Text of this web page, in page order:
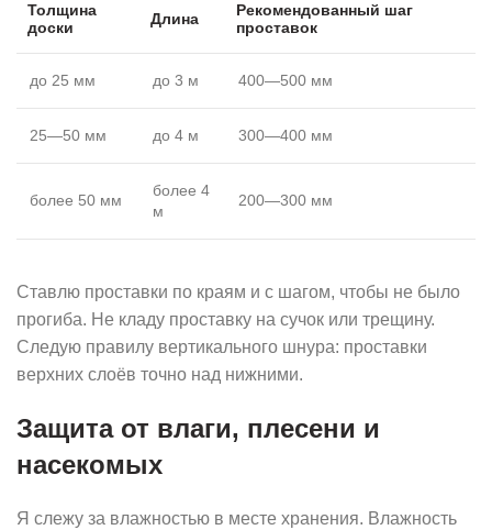
Толщина
доски
Длина
Рекомендованный шаг
проставок
до 25 мм до 3 м 400—500 мм
25—50 мм до 4 м 300—400 мм
более 50 мм
более 4
м
200—300 мм
Ставлю проставки по краям и с шагом, чтобы не было
прогиба. Не кладу проставку на сучок или трещину.
Следую правилу вертикального шнура: проставки
верхних слоёв точно над нижними.
Защита от влаги, плесени и
насекомых
Я слежу за влажностью в месте хранения. Влажность